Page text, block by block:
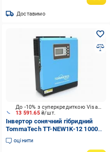
Доставимо
13 591.65 ₴/шт.
До -10% з суперкредиткою Visa Вигода
Інвертор сонячний гібридний
TommaTech TT-NEW1K-12 1000W
12V струм заряда 20/10А ШИМ
оцінити